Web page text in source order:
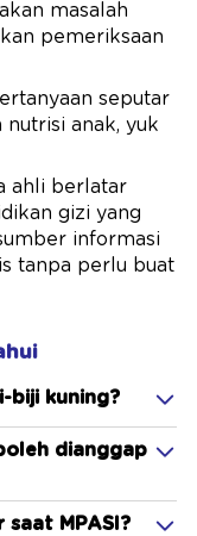
masalah
pemeriksaan
seputar
nutrisi anak, yuk
ahli berlatar
gizi yang
informasi
tanpa perlu buat
biji kuning?
dianggap
MPASI?